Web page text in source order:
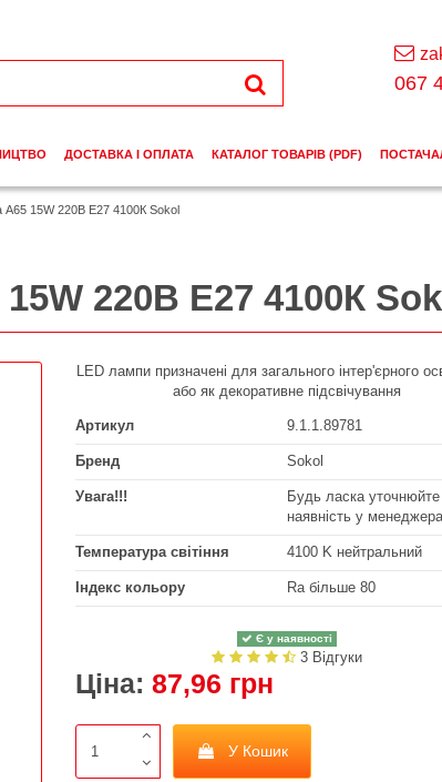
A65 15W 220В E27 4100К Sokol
220В E27 4100К
LED лампи призначені для загального інтер'єрного
або як декоративне підсвічування
Артикул 9.1.1.89781
Бренд Sokol
Увага!!!
Будь ласка уточнюйте
наявність у менеджера
Температура світіння 4100 K нейтральний
Індекс кольору Ra більше 80
Є у наявності
3 Відгуки
Ціна: 87,96 грн
У Кошик
067
ДОСТАВКА І ОПЛАТА КАТАЛОГ ТОВАРІВ (PDF)